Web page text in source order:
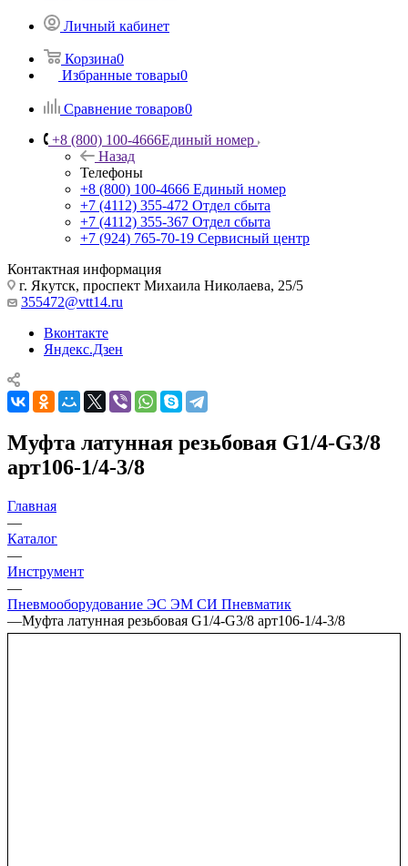
Личный кабинет
Корзина0
Избранные товары0
Сравнение товаров0
+8 (800) 100-4666Единый номер
Назад
Телефоны
+8 (800) 100-4666 Единый номер
+7 (4112) 355-472 Отдел сбыта
+7 (4112) 355-367 Отдел сбыта
+7 (924) 765-70-19 Сервисный центр
Контактная информация
г. Якутск, проспект Михаила Николаева, 25/5
355472@vtt14.ru
Вконтакте
Яндекс.Дзен
Муфта латунная резьбовая G1/4-G3/8
арт106-1/4-3/8
Главная
—
Каталог
—
Инструмент
—
Пневмооборудование ЭС ЭМ СИ Пневматик
—Муфта латунная резьбовая G1/4-G3/8 арт106-1/4-3/8